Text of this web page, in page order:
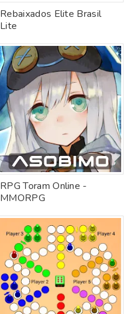
Rebaixados Elite Brasil
Lite
RPG Toram Online -
MMORPG